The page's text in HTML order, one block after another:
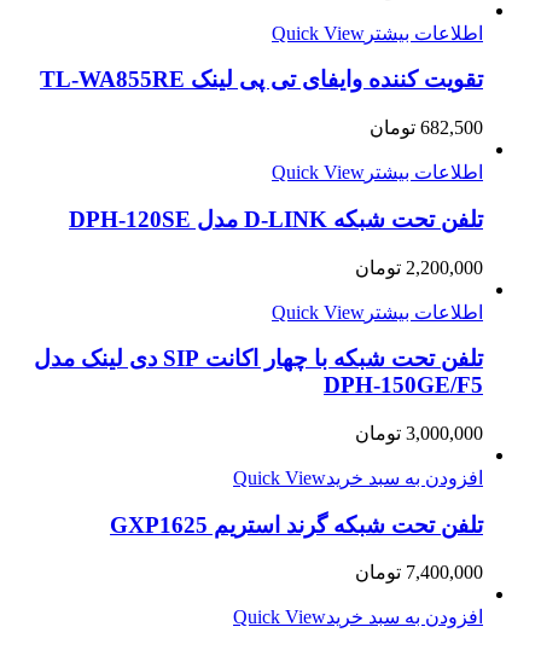
اطلاعات بیشتر Quick View
تقویت کننده وایفای تی پی لینک TL-WA855RE
682,500 تومان
اطلاعات بیشتر Quick View
تلفن تحت شبکه D-LINK مدل DPH-120SE
2,200,000 تومان
اطلاعات بیشتر Quick View
تلفن تحت شبکه با چهار اکانت SIP دی لینک مدل
DPH-150GE/F5
3,000,000 تومان
افزودن به سبد خریدQuick View
تلفن تحت شبکه گرند استریم GXP1625
7,400,000 تومان
افزودن به سبد خریدQuick View